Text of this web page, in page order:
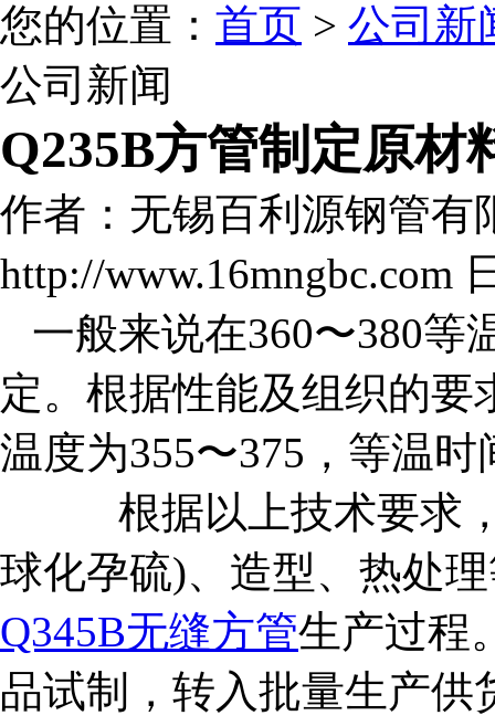
您的位置： 首页 > 公司新
公司新闻
Q235B方管制定原材
作者：无锡百利源钢管有
http://www.16mngbc.com
一般来说在360〜380等
定。根据性能及组织的
温度为355〜375，等温时
根据以上技术要求，
球化孕硫)、造型、热处
Q345B无缝方管生产过程
品试制，转入批量生产供